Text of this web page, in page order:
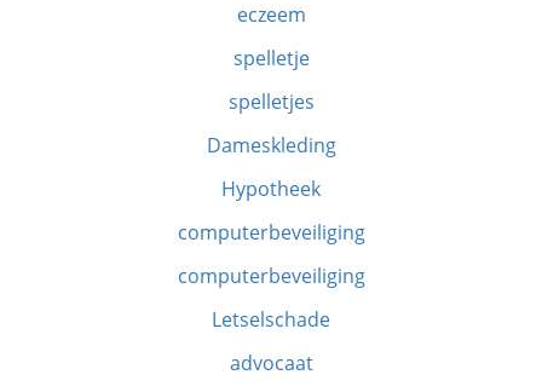
eczeem
spelletje
spelletjes
Dameskleding
Hypotheek
computerbeveiliging
computerbeveiliging
Letselschade
advocaat